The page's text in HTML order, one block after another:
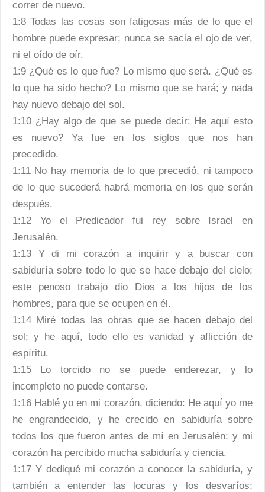
correr de nuevo.
1:8 Todas las cosas son fatigosas más de lo que el
hombre puede expresar; nunca se sacia el ojo de ver,
ni el oído de oír.
1:9 ¿Qué es lo que fue? Lo mismo que será. ¿Qué es
lo que ha sido hecho? Lo mismo que se hará; y nada
hay nuevo debajo del sol.
1:10 ¿Hay algo de que se puede decir: He aquí esto
es nuevo? Ya fue en los siglos que nos han
precedido.
1:11 No hay memoria de lo que precedió, ni tampoco
de lo que sucederá habrá memoria en los que serán
después.
1:12 Yo el Predicador fui rey sobre Israel en
Jerusalén.
1:13 Y di mi corazón a inquirir y a buscar con
sabiduría sobre todo lo que se hace debajo del cielo;
este penoso trabajo dio Dios a los hijos de los
hombres, para que se ocupen en él.
1:14 Miré todas las obras que se hacen debajo del
sol; y he aquí, todo ello es vanidad y aflicción de
espíritu.
1:15 Lo torcido no se puede enderezar, y lo
incompleto no puede contarse.
1:16 Hablé yo en mi corazón, diciendo: He aquí yo me
he engrandecido, y he crecido en sabiduría sobre
todos los que fueron antes de mí en Jerusalén; y mi
corazón ha percibido mucha sabiduría y ciencia.
1:17 Y dediqué mi corazón a conocer la sabiduría, y
también a entender las locuras y los desvaríos;